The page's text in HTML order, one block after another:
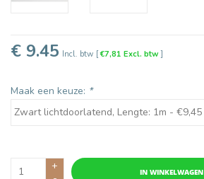
€ 9.45 Incl. btw [€7,81 Excl. btw]
Maak een keuze: *
+
IN WINKELWAGEN